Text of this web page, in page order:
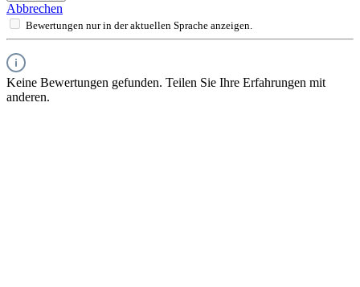
Abbrechen
Bewertungen nur in der aktuellen Sprache anzeigen.
Keine Bewertungen gefunden. Teilen Sie Ihre Erfahrungen mit
anderen.